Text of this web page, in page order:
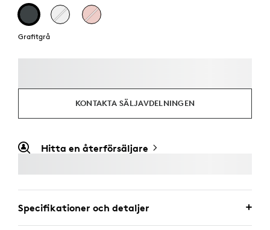
Grafitgrå
KONTAKTA SÄLJAVDELNINGEN
Hitta en återförsäljare
Specifikationer och detaljer